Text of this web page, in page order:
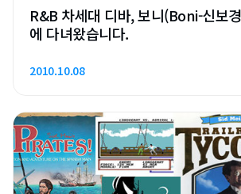
R&B 차세대 디바, 보니(Boni-신보
에 다녀왔습니다.
2010.10.08